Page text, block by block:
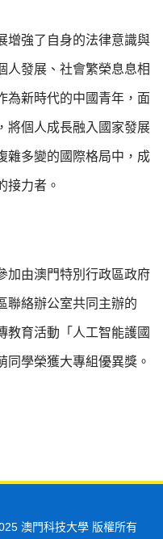
增強了自身的法律意識與
人發展、社會繁榮息息相
為新時代的中國青年，面
將個人成長融入國家發展
雜多變的國際格局中，成
接力者。
加由澳門特別行政區政府
聯絡辦公室共同主辦的
教育活動「人工智能護國
同學榮獲大專組優異獎。
澳門科技大學 版權所有